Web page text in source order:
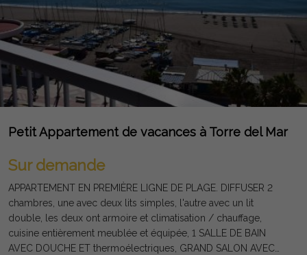
Petit Appartement de vacances à Torre del Mar
Sur demande
APPARTEMENT EN PREMIÈRE LIGNE DE PLAGE. DIFFUSER 2
chambres, une avec deux lits simples, l'autre avec un lit
double, les deux ont armoire et climatisation / chauffage,
cuisine entièrement meublée et équipée, 1 SALLE DE BAIN
AVEC DOUCHE ET thermoélectriques, GRAND SALON AVEC